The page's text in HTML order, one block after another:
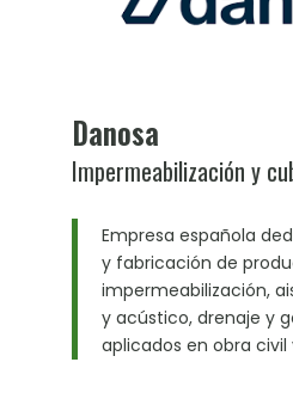
Danosa
Impermeabilización y
Empresa española
y fabricación de
impermeabilización,
y acústico, drenaje y
aplicados en obra